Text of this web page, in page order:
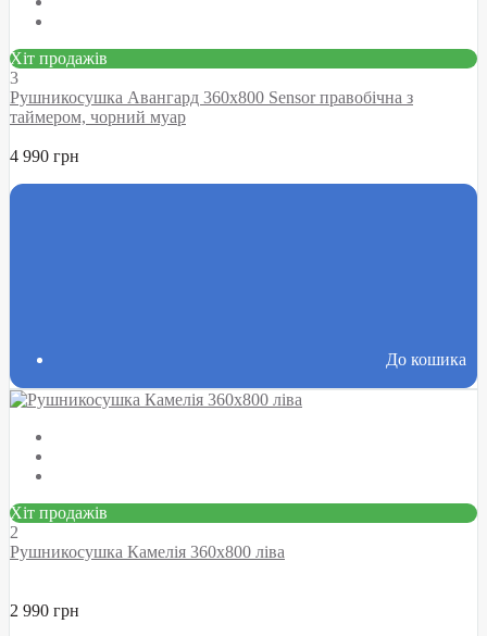
Хіт продажів
3
Рушникосушка Авангард 360х800 Sensor правобічна з
таймером, чорний муар
4 990 грн
До кошика
Хіт продажів
2
Рушникосушка Камелія 360х800 ліва
2 990 грн